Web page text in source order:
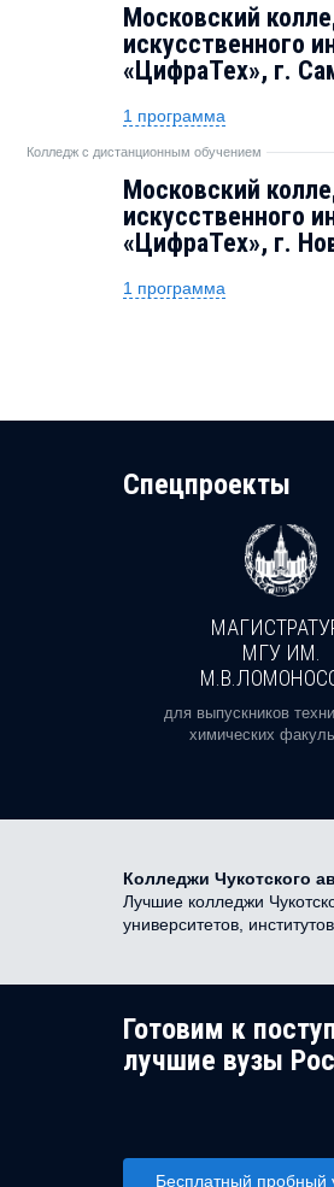
Московский
искусственного
«ЦифраТех», г.
1 программа
Колледж с дистанционным обучением
Московский
искусственного
«ЦифраТех», г.
1 программа
Cпецпроекты
МГУ ИМ.
для выпускников
химических
Колледжи Чукотского
Лучшие колледжи
университетов,
Готовим к
лучшие вузы
Бесплатный пробный